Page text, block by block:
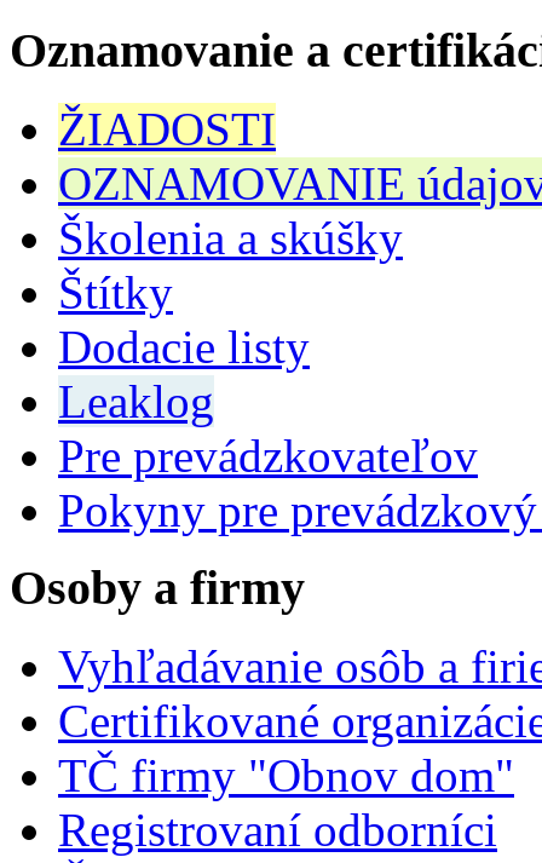
Oznamovanie a
ŽIADOSTI
OZNAMOVANIE
Školenia a skúšky
Štítky
Dodacie listy
Leaklog
Pre prevádzkovateľov
Pokyny pre
Osoby a firmy
Vyhľadávanie osôb a
Certifikované
TČ firmy "Obnov dom"
Registrovaní odborníci